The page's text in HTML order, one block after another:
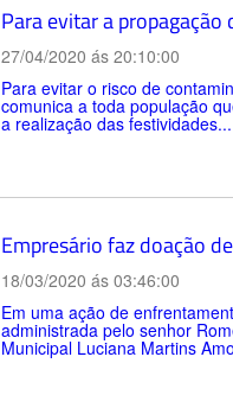
Para evitar a
27/04/2020 ás 20:10:00
Para evitar o risco de
comunica a toda população
a realização das festividades...
Empresário faz doação
18/03/2020 ás 03:46:00
Em uma ação de
administrada pelo senhor
Municipal Luciana Martins